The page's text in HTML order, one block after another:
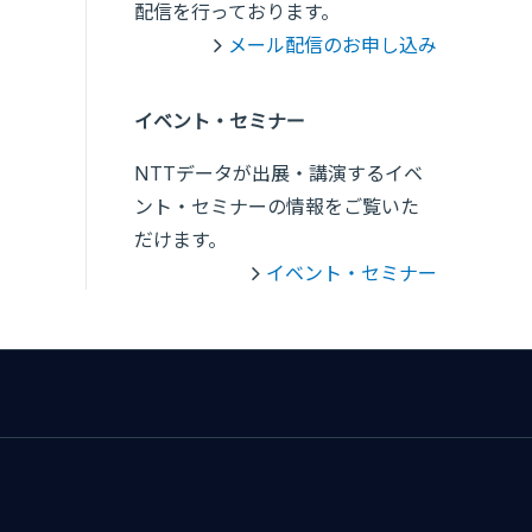
配信を行っております。
メール配信のお申し込み
イベント・セミナー
NTTデータが出展・講演するイベ
ント・セミナーの情報をご覧いた
だけます。
イベント・セミナー